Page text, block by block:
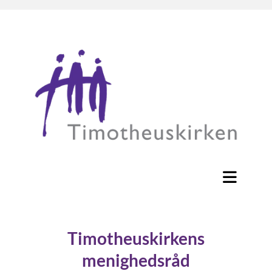
Timotheuskirkens
menighedsråd